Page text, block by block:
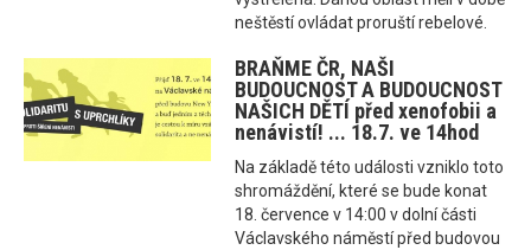
neštěstí ovládat proruští rebelové.
BRAŇME ČR, NAŠI
BUDOUCNOST A BUDOUCNOST
NAŠICH DĚTÍ před xenofobii a
nenávistí! ... 18.7. ve 14hod
Na základě této události vzniklo toto
shromáždění, které se bude konat
18. července v 14:00 v dolní části
Václavského náměstí před budovou